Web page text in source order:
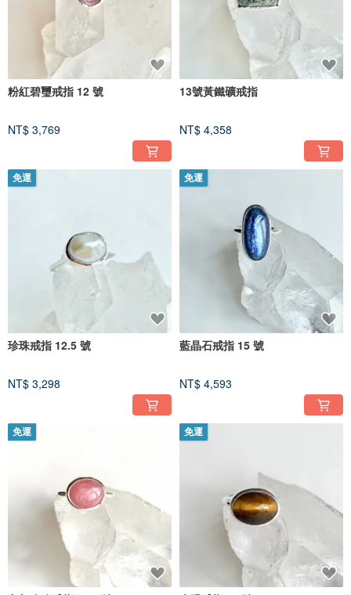
粉紅碧璽戒指 12 號
NT$ 3,769
13號黃鐵礦戒指
NT$ 4,358
免運
珍珠戒指 12.5 號
NT$ 3,298
免運
藍晶石戒指 15 號
NT$ 4,593
免運 免運